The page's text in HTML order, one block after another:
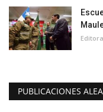
Editora
PUBLICACIONES